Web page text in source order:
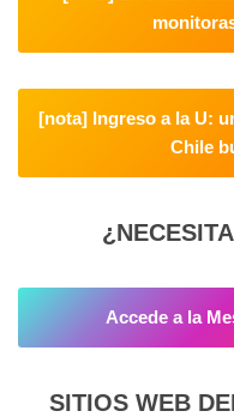
[nota] Ingreso a la U:
Chile
Accede a la
SITIOS WEB